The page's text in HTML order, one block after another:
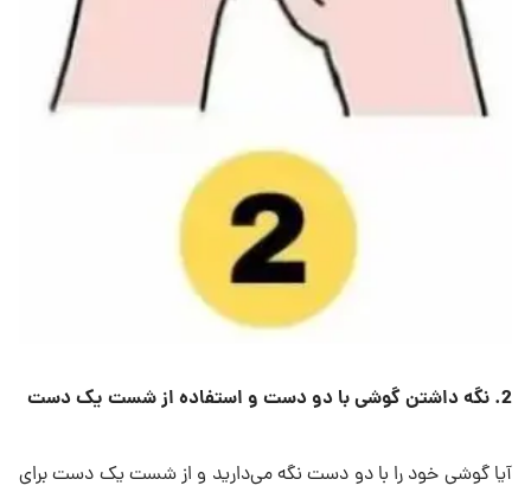
2. نگه داشتن گوشی با دو دست و استفاده از شست یک دست
آیا گوشی خود را با دو دست نگه می‌دارید و از شست یک دست برای